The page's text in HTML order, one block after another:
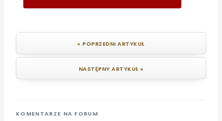
« POPRZEDNI ARTYKUŁ
NASTĘPNY ARTYKUŁ »
KOMENTARZE NA FORUM